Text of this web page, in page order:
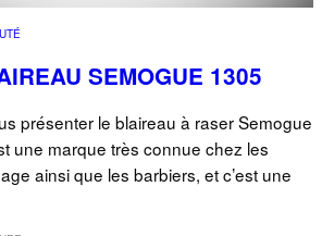
SEMOGUE 1305
présenter le blaireau à raser Semogue
une marque très connue chez les
ainsi que les barbiers, et c’est une